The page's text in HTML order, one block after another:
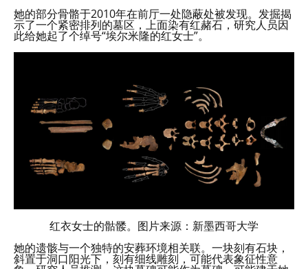
她的部分骨骼于2010年在前厅一处隐蔽处被发现。发掘揭
示了一个紧密排列的墓区，上面染有红赭石，研究人员因
此给她起了个绰号“埃尔米隆的红女士”。
红衣女士的骷髅。图片来源：新墨西哥大学
她的遗骸与一个独特的安葬环境相关联。一块刻有石块，
斜置于洞口阳光下，刻有细线雕刻，可能代表象征性意